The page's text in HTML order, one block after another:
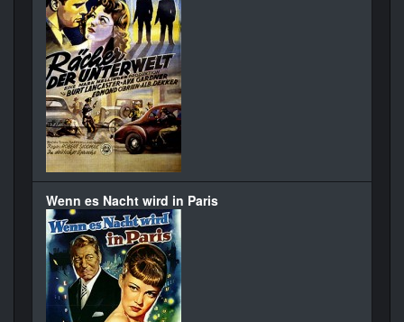
Wenn es Nacht wird in Paris